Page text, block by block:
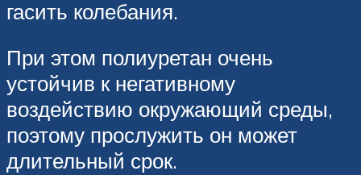
гасить колебания.
При этом полиуретан очень
устойчив к негативному
воздействию окружающий среды,
поэтому прослужить он может
длительный срок.